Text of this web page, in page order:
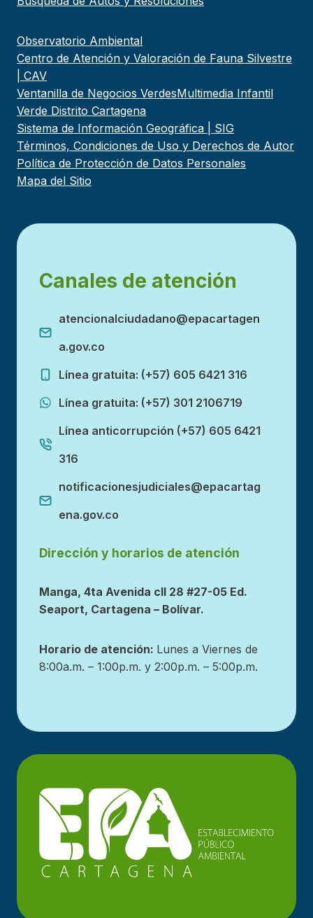
Observatorio Ambiental
Centro de Atención y Valoración de Fauna Silvestre
| CAV
Ventanilla de Negocios VerdesMultimedia Infantil
Verde Distrito Cartagena
Sistema de Información Geográfica | SIG
Términos, Condiciones de Uso y Derechos de Autor
Política de Protección de Datos Personales
Mapa del Sitio
Canales de atención
atencionalciudadano@epacartagen
a.gov.co
Línea gratuita: (+57) 605 6421 316
Línea gratuita: (+57) 301 2106719
Línea anticorrupción (+57) 605 6421
316
notificacionesjudiciales@epacartag
ena.gov.co
Dirección y horarios de atención
Manga, 4ta Avenida cll 28 #27-05 Ed.
Seaport, Cartagena – Bolívar.
Horario de atención: Lunes a Viernes de
8:00a.m. – 1:00p.m. y 2:00p.m. – 5:00p.m.